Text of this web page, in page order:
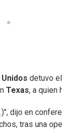
detuvo
Texas, a quien
dijo en
tras una